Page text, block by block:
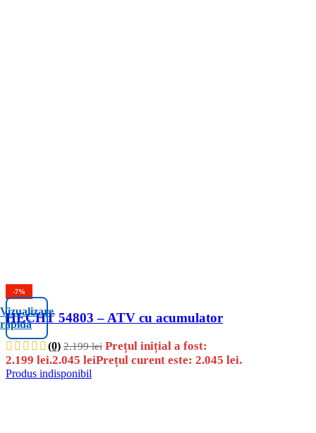
-7%
Vizualizare
rapidă
HECHT 54803 – ATV cu acumulator
(0) 2.199lei Prețul inițial a fost:
2.199 lei.2.045 leiPrețul curent este: 2.045 lei.
Produs indisponibil